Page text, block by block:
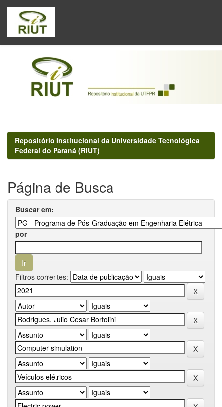
Skip
navigation
Repositório Institucional da Universidade Tecnológica
Federal do Paraná (RIUT)
Página de Busca
Buscar em:
por
Filtros correntes: